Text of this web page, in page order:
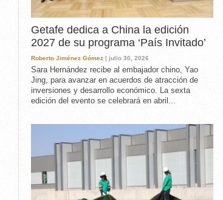
Getafe dedica a China la edición
2027 de su programa ‘País Invitado’
Roberto Jiménez Gómez | julio 30, 2026
Sara Hernández recibe al embajador chino, Yao
Jing, para avanzar en acuerdos de atracción de
inversiones y desarrollo económico. La sexta
edición del evento se celebrará en abril...